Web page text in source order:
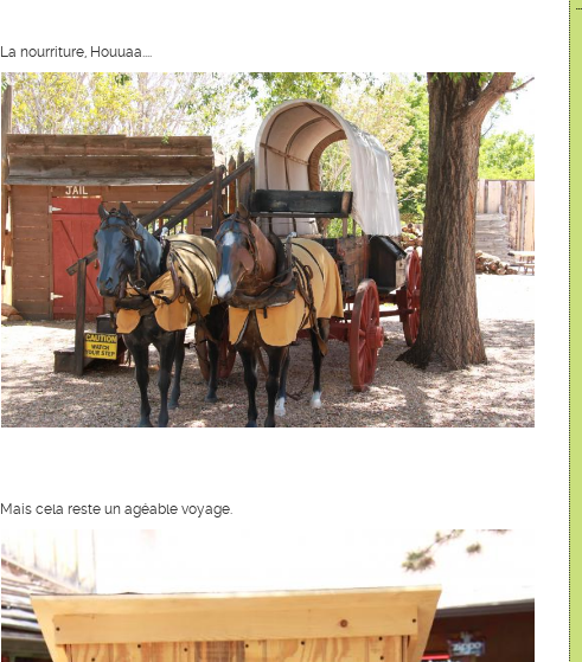
La nourriture, Houuaa....
Mais cela reste un agéable voyage.